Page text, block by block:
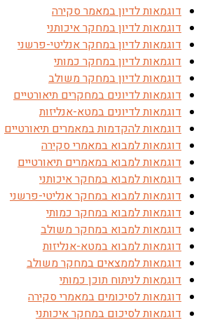
דוגמאות לדיון במאמר סקירה
דוגמאות לדיון במחקר איכותני
דוגמאות לדיון במחקר אנליטי-פרשני
דוגמאות לדיון במחקר כמותי
דוגמאות לדיון במחקר משולב
דוגמאות לדיונים במחקרים תיאורטיים
דוגמאות לדיונים במטא-אנליזות
דוגמאות להקדמות במאמרים תיאורטיים
דוגמאות למבוא במאמרי סקירה
דוגמאות למבוא במאמרים תיאורטיים
דוגמאות למבוא במחקר איכותני
דוגמאות למבוא במחקר אנליטי-פרשני
דוגמאות למבוא במחקר כמותי
דוגמאות למבוא במחקר משולב
דוגמאות למבוא במטא-אנליזות
דוגמאות לממצאים במחקר משולב
דוגמאות לניתוח תוכן כמותי
דוגמאות לסיכומים במאמרי סקירה
דוגמאות לסיכום במחקר איכותני